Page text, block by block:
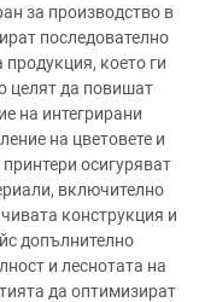
за производство в
последователно
което ги
целят да повишат
на интегрирани
на цветовете и
осигуряват
включително
конструкция и
допълнително
и леснотата на
да оптимизират